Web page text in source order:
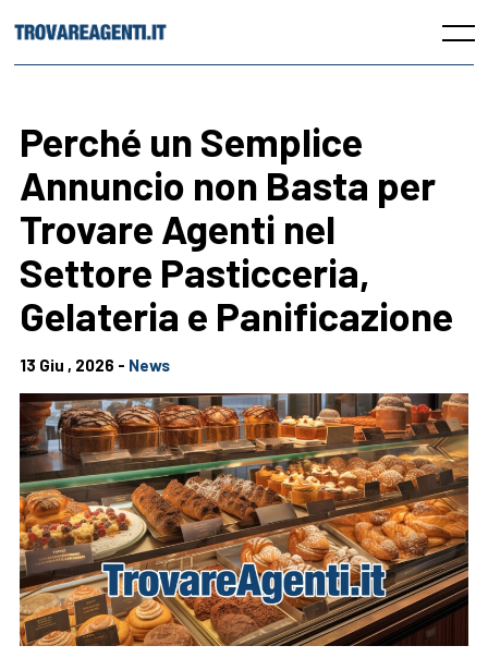
to
Menu
Perché un Semplice
Annuncio non Basta per
Trovare Agenti nel
Settore Pasticceria,
Gelateria e Panificazione
13 Giu , 2026 - News